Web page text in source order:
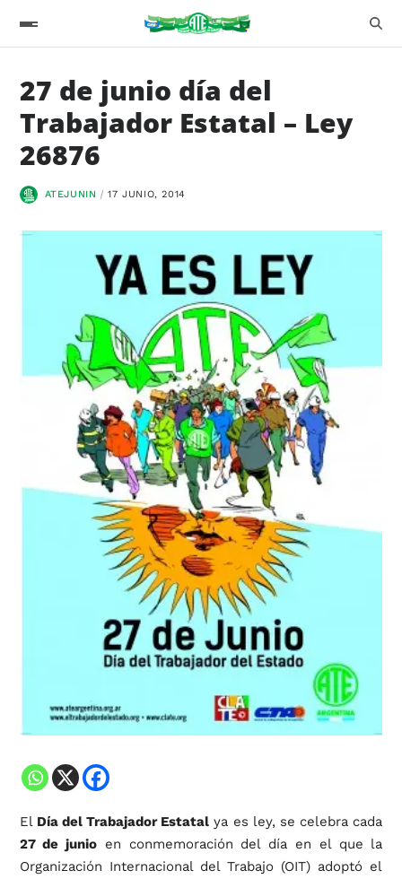
27 de junio día del
Trabajador Estatal – Ley
26876
ATEJUNIN 17 JUNIO, 2014
ElDía del Trabajador Estatal ya es ley, se celebra cada
27 de junio en conmemoración del día en el que la
Organización Internacional del Trabajo (OIT) adoptó el